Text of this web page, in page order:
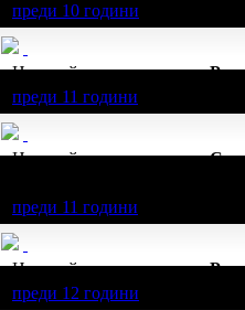
преди 10 години
Николай получава значка
преди 11 години
Николай получава значка
преди 11 години
Николай получава значка
преди 12 години